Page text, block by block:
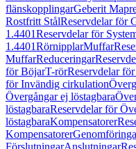
flänskopplingarGeberit
Rostfritt StålReservdelar för
1.4401Reservdelar för
1.4401RörnipplarMuffar
MuffarReduceringar
för BöjarT-rörReservdelar
för Invändig cirkulation
Övergångar ej löstagbara
löstagbaraReservdelar för
löstagbaraKompensatorer
Kompensatorer
FörslutningarAnslutningar